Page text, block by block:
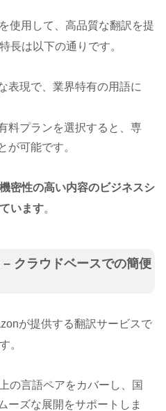
使用して、高品質な翻訳を提
長は以下の通りです。
表現で、業界特有の用語に
料プランを選択すると、専
が可能です。
密性の高い内容のビジネスシ
います。
クラウドベースでの簡便
が提供する翻訳サービスで
。
の言語ペアをカバーし、国
ーズな展開をサポートしま